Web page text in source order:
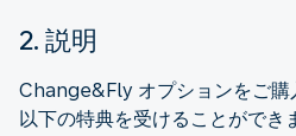
2. 説明
Change&Fly オプションをご購
以下の特典を受けることができ